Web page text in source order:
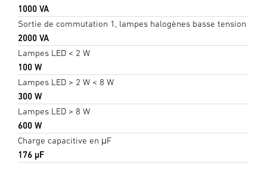
1000 VA
Sortie de commutation 1, lampes halogènes basse tension
2000 VA
Lampes LED < 2 W
100 W
Lampes LED > 2 W < 8 W
300 W
Lampes LED > 8 W
600 W
Charge capacitive en μF
176 µF